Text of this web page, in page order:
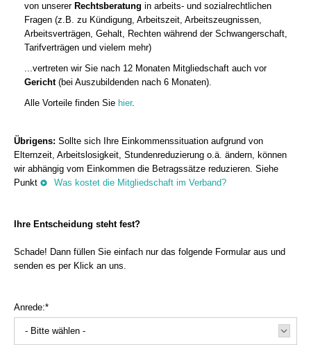
von unserer Rechtsberatung in arbeits- und sozialrechtlichen
Fragen (z.B. zu Kündigung, Arbeitszeit, Arbeitszeugnissen,
Arbeitsverträgen, Gehalt, Rechten während der Schwangerschaft,
Tarifverträgen und vielem mehr)
...vertreten wir Sie nach 12 Monaten Mitgliedschaft auch vor
Gericht(bei Auszubildenden nach 6 Monaten).
Alle Vorteile finden Sie hier.
Übrigens: Sollte sich Ihre Einkommenssituation aufgrund von
Elternzeit, Arbeitslosigkeit, Stundenreduzierung o.ä. ändern, können
wir abhängig vom Einkommen die Betragssätze reduzieren. Siehe
Punkt
Was kostet die Mitgliedschaft im Verband?
Ihre Entscheidung steht fest?
Schade! Dann füllen Sie einfach nur das folgende Formular aus und
senden es per Klick an uns.
Anrede:*
- Bitte wählen -